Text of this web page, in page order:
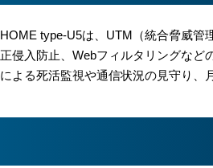
HOME type-U5は、UTM（統合脅威管
正侵入防止、Webフィルタリングなど
による死活監視や通信状況の見守り、